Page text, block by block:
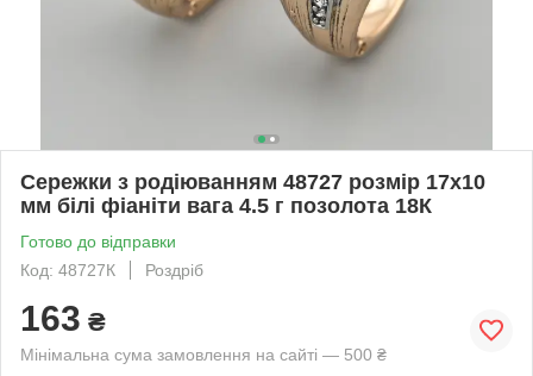
Сережки з родіюванням 48727 розмір 17х10
мм білі фіаніти вага 4.5 г позолота 18К
Готово до відправки
Код: 48727К
Роздріб
163 ₴
Мінімальна сума замовлення на сайті — 500 ₴